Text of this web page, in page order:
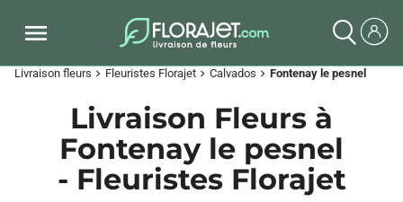
Livraison fleurs chevron_right Fleuristes Florajet chevron_right Calvados chevron_right Fontenay le pesnel
Livraison Fleurs à
Fontenay le pesnel
- Fleuristes Florajet